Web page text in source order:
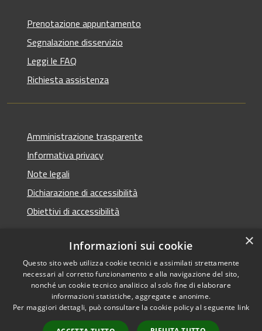
Prenotazione appuntamento
Segnalazione disservizio
Leggi le FAQ
Richiesta assistenza
Amministrazione trasparente
Informativa privacy
Note legali
Dichiarazione di accessibilità
Obiettivi di accessibilità
RSS
Accessibilità
Cookie
Mappa del sito
Copyright © 2026 • Comune di
Termini Imerese • Powered
byMunicipium•
redazione
×
Informazioni sui cookie
Questo sito web utilizza cookie tecnici e assimilati strettamente
necessari al corretto funzionamento e alla navigazione del sito,
nonché un cookie tecnico analitico al solo fine di elaborare
informazioni statistiche, aggregate e anonime.
Per maggiori dettagli, può consultare la cookie policy al seguente link